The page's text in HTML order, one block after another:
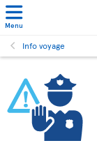
Menu
Info voyage